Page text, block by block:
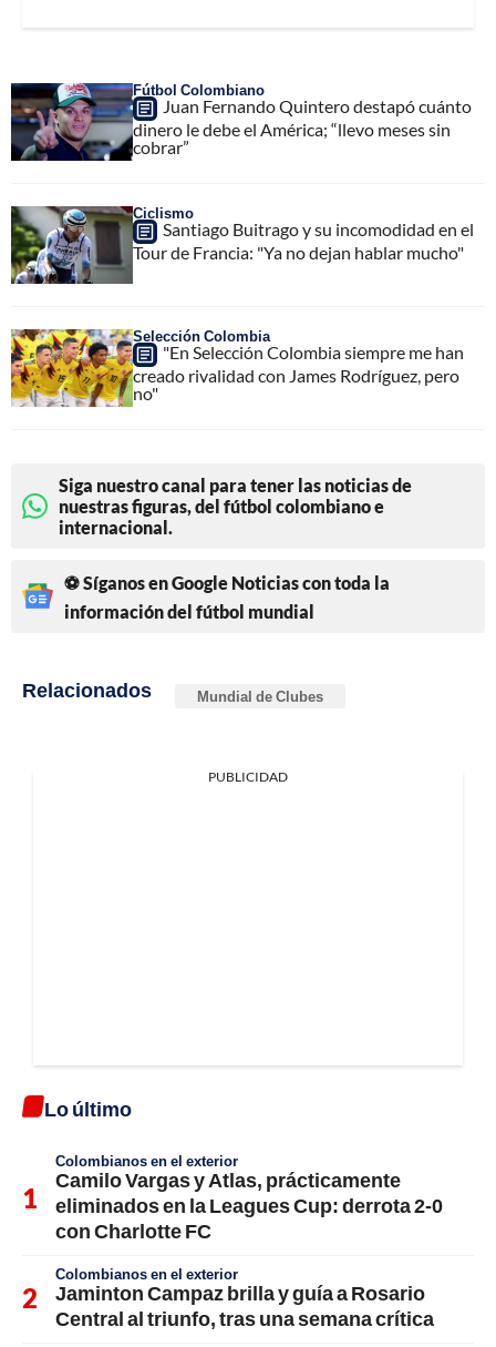
Fútbol Colombiano
Juan Fernando Quintero destapó cuánto
dinero le debe el América; “llevo meses sin
cobrar”
Ciclismo
Santiago Buitrago y su incomodidad en el
Tour de Francia: "Ya no dejan hablar mucho"
Selección Colombia
"En Selección Colombia siempre me han
creado rivalidad con James Rodríguez, pero
no"
Siga nuestro canal para tener las noticias de
nuestras figuras, del fútbol colombiano e
internacional.
⚽ Síganos en Google Noticias con toda la
información del fútbol mundial
Relacionados Mundial de Clubes
PUBLICIDAD
Lo último
Colombianos en el exterior
Camilo Vargas y Atlas, prácticamente
eliminados en la Leagues Cup: derrota 2-0
con Charlotte FC
Colombianos en el exterior
Jaminton Campaz brilla y guía a Rosario
Central al triunfo, tras una semana crítica